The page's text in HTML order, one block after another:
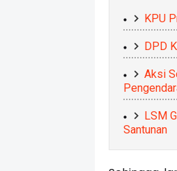
KPU
DPD
Aksi
LSM
Santunan